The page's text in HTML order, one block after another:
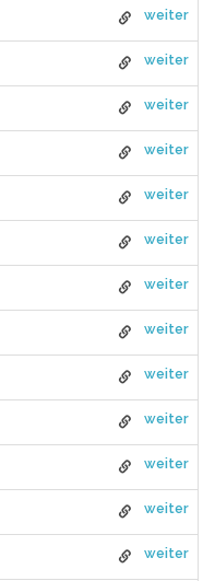
weiter
weiter
weiter
weiter
weiter
weiter
weiter
weiter
weiter
weiter
weiter
weiter
weiter